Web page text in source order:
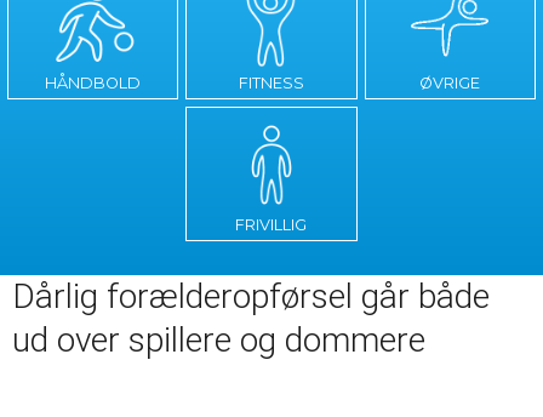
HÅNDBOLD FITNESS ØVRIGE
FRIVILLIG
Dårlig forælderopførsel går både
ud over spillere og dommere